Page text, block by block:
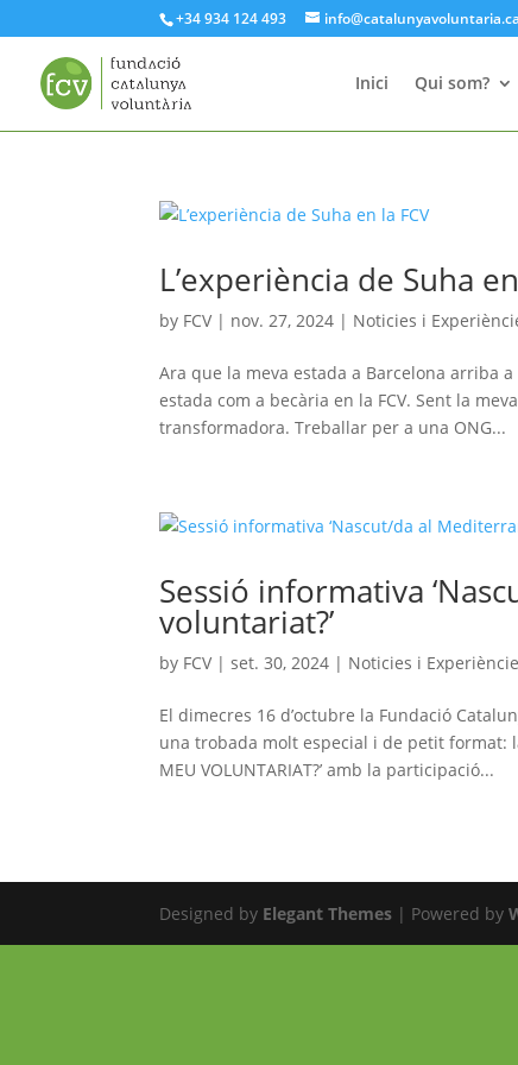
+34 934 124 493
Inici Qui som?
L’experiència de Suha
by FCV | nov. 27, 2024 | Noticies i
Ara que la meva estada a Barcelona arriba
estada com a becària en la FCV. Sent la
transformadora. Treballar per a una ONG...
Sessió informativa
voluntariat?’
by FCV |set. 30, 2024 | Noticies i
El dimecres 16 d’octubre la Fundació
una trobada molt especial i de petit format: la
MEU VOLUNTARIAT?’ amb la participació...
Designed by Elegant Themes | Powered by